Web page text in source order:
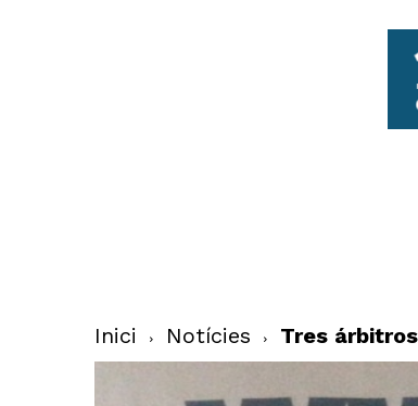
Inici Notícies Tres